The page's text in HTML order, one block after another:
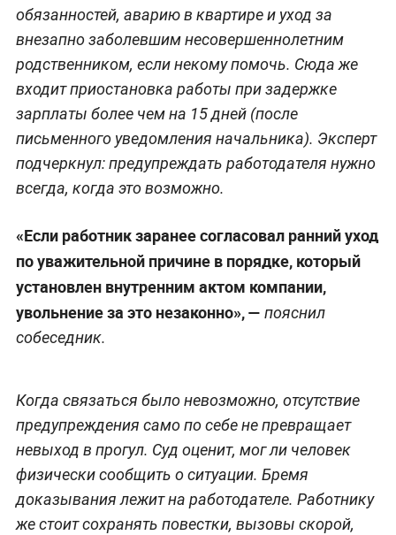
обязанностей, аварию в квартире и уход за
внезапно заболевшим несовершеннолетним
родственником, если некому помочь. Сюда же
входит приостановка работы при задержке
зарплаты более чем на 15 дней (после
письменного уведомления начальника). Эксперт
подчеркнул: предупреждать работодателя нужно
всегда, когда это возможно.
«Если работник заранее согласовал ранний уход
по уважительной причине в порядке, который
установлен внутренним актом компании,
увольнение за это незаконно», — пояснил
собеседник.
Когда связаться было невозможно, отсутствие
предупреждения само по себе не превращает
невыход в прогул. Суд оценит, мог ли человек
физически сообщить о ситуации. Бремя
доказывания лежит на работодателе. Работнику
же стоит сохранять повестки, вызовы скорой,